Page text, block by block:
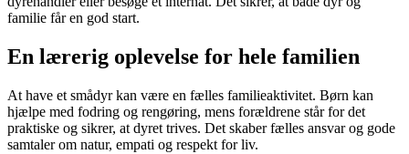
familie får en god start.
En lærerig oplevelse for hele familien
At have et smådyr kan være en fælles familieaktivitet. Børn kan
hjælpe med fodring og rengøring, mens forældrene står for det
praktiske og sikrer, at dyret trives. Det skaber fælles ansvar og gode
samtaler om natur, empati og respekt for liv.